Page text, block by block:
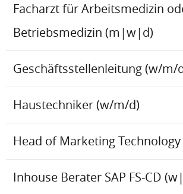
Facharzt für Arbeitsmedizin
Betriebsmedizin (m|w|d)
Geschäftsstellenleitung (w/m/
Haustechniker (w/m/d)
Head of Marketing
Inhouse Berater SAP FS-CD